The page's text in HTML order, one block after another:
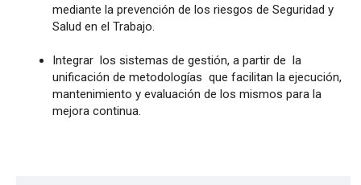
mediante la prevención de los riesgos de Seguridad y
Salud en el Trabajo.
Integrar los sistemas de gestión, a partir de la
unificación de metodologías que facilitan la ejecución,
mantenimiento y evaluación de los mismos para la
mejora continua.